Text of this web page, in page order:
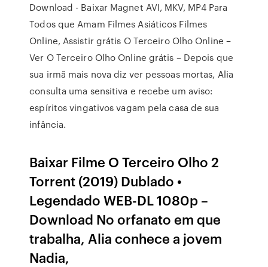
Download - Baixar Magnet AVI, MKV, MP4 Para
Todos que Amam Filmes Asiáticos Filmes
Online, Assistir grátis O Terceiro Olho Online –
Ver O Terceiro Olho Online grátis – Depois que
sua irmã mais nova diz ver pessoas mortas, Alia
consulta uma sensitiva e recebe um aviso:
espíritos vingativos vagam pela casa de sua
infância.
Baixar Filme O Terceiro Olho 2
Torrent (2019) Dublado •
Legendado WEB-DL 1080p –
Download No orfanato em que
trabalha, Alia conhece a jovem
Nadia,